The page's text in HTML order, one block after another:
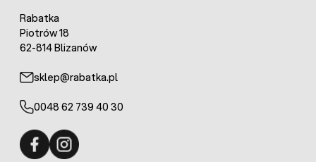
Rabatka
Piotrów 18
62-814 Blizanów
sklep@rabatka.pl
0048 62 739 40 30